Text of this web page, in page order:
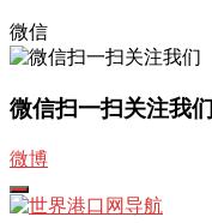
微信
微信扫一扫关注我们
微博
打